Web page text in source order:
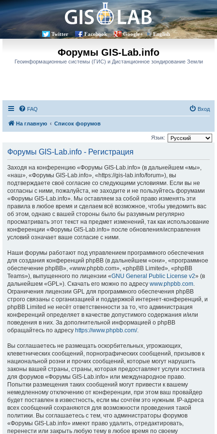
Twitter Facebook Google+ English
Форумы GIS-Lab.info
Геоинформационные системы (ГИС) и Дистанционное зондирование Земли
FAQ Вход
На главную Список форумов
Язык:
Форумы GIS-Lab.info - Регистрация
Заходя на конференцию «Форумы GIS-Lab.info» (в дальнейшем «мы»,
«наш», «Форумы GIS-Lab.info», «https://gis-lab.info/forum»), вы
подтверждаете своё согласие со следующими условиями. Если вы не
согласны с ними, пожалуйста, не заходите и не пользуйтесь форумами
«Форумы GIS-Lab.info». Мы оставляем за собой право изменять эти
правила в любое время и сделаем всё возможное, чтобы уведомить вас
об этом, однако с вашей стороны было бы разумным регулярно
просматривать этот текст на предмет изменений, так как использование
конференции «Форумы GIS-Lab.info» после обновления/исправления
условий означает ваше согласие с ними.
Наши форумы работают под управлением программного обеспечения
для создания конференций phpBB (в дальнейшем «они», «программное
обеспечение phpBB», «www.phpbb.com», «phpBB Limited», «phpBB
Teams»), выпущенного по лицензии «GNU General Public License v2» (в
дальнейшем «GPL»). Скачать его можно по адресу www.phpbb.com.
Ограничения лицензии GPL для программного обеспечения phpBB
строго связаны с организацией и поддержкой интернет-конференций, и
phpBB Limited не несёт ответственности за то, что администрация
конференций определяет в качестве допустимого содержания и/или
поведения в них. За дополнительной информацией о phpBB
обращайтесь по адресу https://www.phpbb.com/.
Вы соглашаетесь не размещать оскорбительных, угрожающих,
клеветнических сообщений, порнографических сообщений, призывов к
национальной розни и прочих сообщений, которые могут нарушить
законы вашей страны, страны, которая предоставляет услуги хостинга
для форумов «Форумы GIS-Lab.info» или международное право.
Попытки размещения таких сообщений могут привести к вашему
немедленному отключению от конференции, при этом ваш провайдер
будет поставлен в известность, если мы сочтём это нужным. IP-адреса
всех сообщений сохраняются для возможности проведения такой
политики. Вы соглашаетесь с тем, что администраторы форумов
«Форумы GIS-Lab.info» имеют право удалить, отредактировать,
перенести или закрыть любую тему в любое время по своему